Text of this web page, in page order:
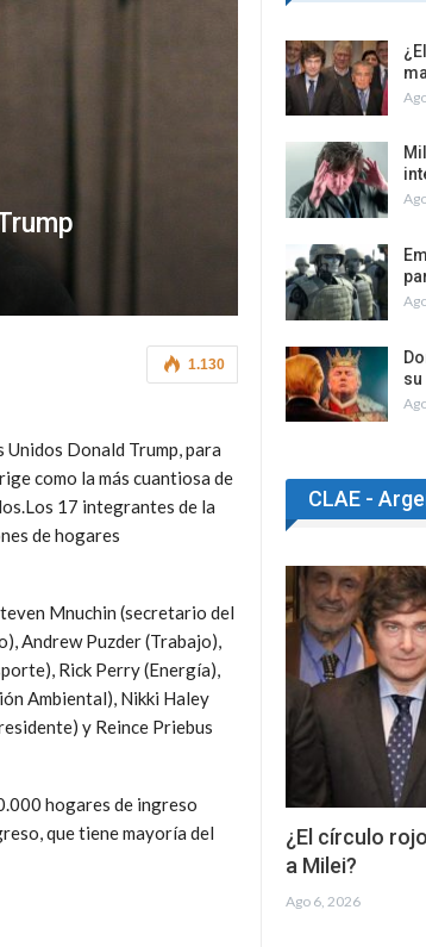
1.130
Donald Trump, para
como la más cuantiosa de
17 integrantes de la
de hogares
Mnuchin (secretario del
Andrew Puzder (Trabajo),
Rick Perry (Energía),
Ambiental), Nikki Haley
y Reince Priebus
hogares de ingreso
que tiene mayoría del
CLAE -
¿El círculo
a Milei?
Ago 6, 2026